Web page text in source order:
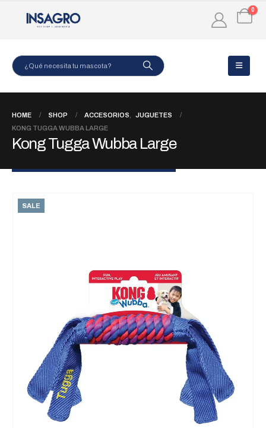
0
HOME SHOP ACCESORIOS
JUGUETES
KONG TUGGA WUBBA LARGE
Kong Tugga Wubba Large
SALE